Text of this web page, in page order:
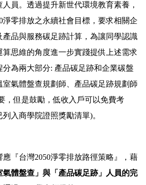
員。透過提升新世代環境教育素養，
淨零排放之永續社會目標，要求相關企
產品與服務碳足跡計算，為讓同學認識
算思維的角度進一步實踐提供上述需求
分為兩大部分: 產品碳足跡和企業碳盤
氣體盤查規劃師、產品碳足跡規劃師
，但是鼓勵，低收入戶可以免費考
列入商學院證照獎勵清單)。
『台灣2050淨零排放路徑策略』，藉
氣體盤查」與「產品碳足跡」人員的完